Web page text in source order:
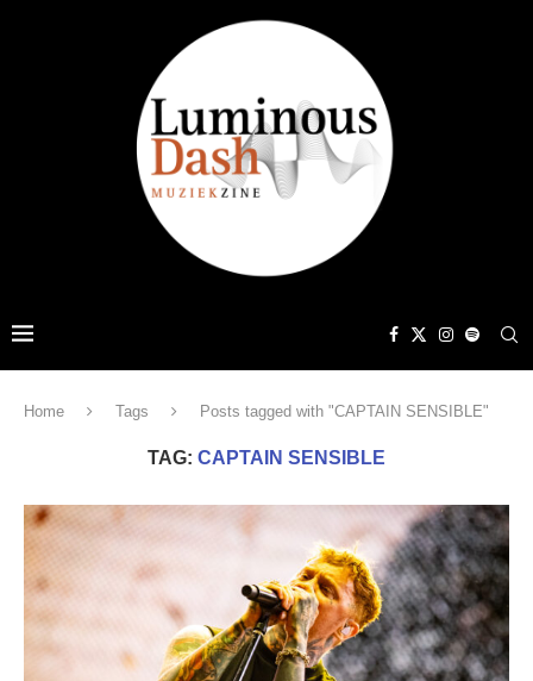
Home Tags Posts tagged with "CAPTAIN SENSIBLE"
TAG: CAPTAIN SENSIBLE